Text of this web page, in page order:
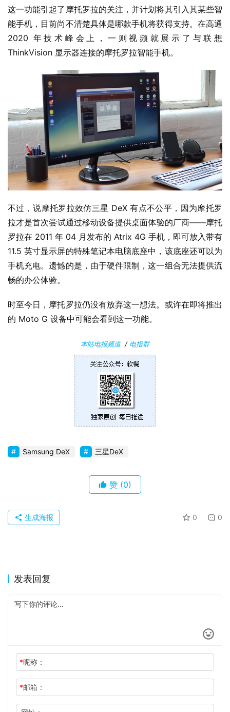
业
界
1
1
i
n
1
P
C
软
件
卓
这一功能引起了摩托罗拉的关注，并计划将其引入其某些智
能手机，目前尚不清楚具体是哪款手机将获得支持。在高通
2020 年技术峰会上，一则视频就展示了与联想
ThinkVision 显示器连接的摩托罗拉智能手机。
不过，说摩托罗拉效仿三星 DeX 有点不公平，因为摩托罗
拉才是首次尝试通过移动设备提供桌面体验的厂商——摩托
罗拉在 2011 年 04 月发布的 Atrix 4G 手机，即可放入带有
11.5 英寸显示屏的特殊笔记本电脑底座中，该底座还可以为
手机充电。遗憾的是，由于硬件限制，这一组合无法提供流
畅的办公体验。
时至今日，摩托罗拉仍没有放弃这一想法。或许在即将推出
的 Moto G 设备中可能会看到这一功能。
本站电报频道/ 电报群
Samsung DeX 三星DeX
赞 (0)
0 0
生成海报
发表回复
*昵称：
*邮箱：